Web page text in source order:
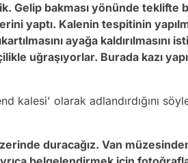
Gelip bakması yönünde teklifte
yaptı. Kalenin tespitinin
ayağa kaldırılmasını
uğraşıyorlar. Burada kazı
kalesi' olarak adlandırdığını
duracağız. Van